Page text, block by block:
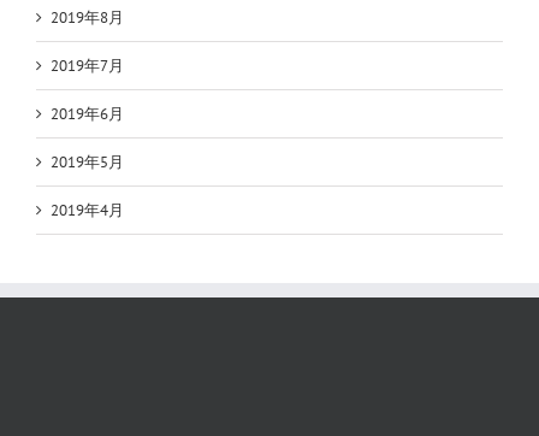
2019年8月
2019年7月
2019年6月
2019年5月
2019年4月